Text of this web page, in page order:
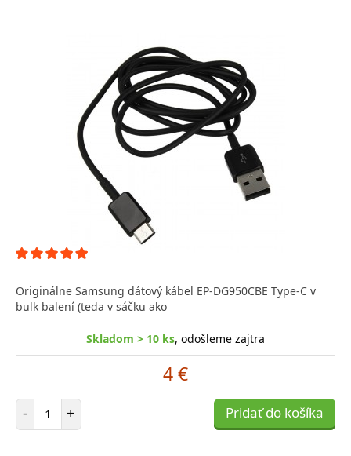
Originálne Samsung dátový kábel EP-DG950CBE Type-C v
bulk balení (teda v sáčku ako
Skladom > 10 ks, odošleme zajtra
4 €
- Počet položiek
+ Pridať do košíka